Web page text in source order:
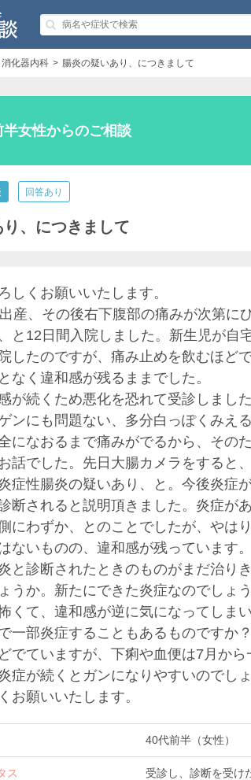
消化器内科 腸炎の疑いあり、につきまして
半女性からのご相談
回答あり
、につきまして
しくお願いいたします。
産、その後右下腹部の痛みが次第に
と12日間入院しました。新生児が自
したのですが、痛み止めを飲むほど
なく違和感が残るままでした。
が続くため悪化を恐れて受診しまし
ンにも問題ない、多分白っぽくみえ
になおるまで痛みがでるから、その
話でした。先日大腸カメラをすると
症性腸炎の疑いあり、と。今後炎症
断されると説明頂きました。炎症が
にわずか、とのことでしたが、やは
ないものの、違和感が残っています
と診断されたときのものがまだ治り
うか。新たにできた炎症なのでしょ
くて、違和感が逆に気になってしま
一部炎症することもあるものですか
でていますが、下痢や血便は7月か
症が続くとガンになりやすいのでし
お願いいたします。
40代前半（女性）
ス 受診し、診断を受け